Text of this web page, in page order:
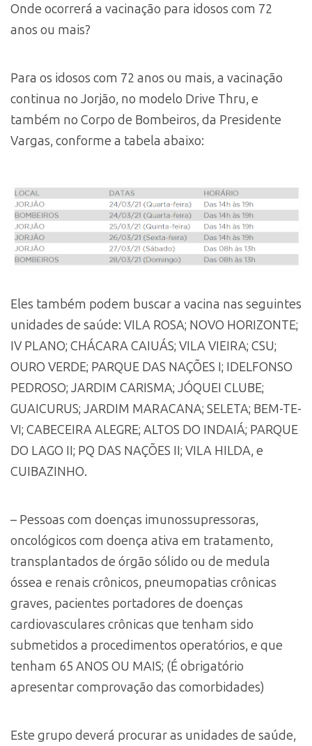
Onde ocorrerá a vacinação para idosos com 72
anos ou mais?
Para os idosos com 72 anos ou mais, a vacinação
continua no Jorjão, no modelo Drive Thru, e
também no Corpo de Bombeiros, da Presidente
Vargas, conforme a tabela abaixo:
Eles também podem buscar a vacina nas seguintes
unidades de saúde: VILA ROSA; NOVO HORIZONTE;
IV PLANO; CHÁCARA CAIUÁS; VILA VIEIRA; CSU;
OURO VERDE; PARQUE DAS NAÇÕES I; IDELFONSO
PEDROSO; JARDIM CARISMA; JÓQUEI CLUBE;
GUAICURUS; JARDIM MARACANA; SELETA; BEM-TE-
VI; CABECEIRA ALEGRE; ALTOS DO INDAIÁ; PARQUE
DO LAGO II; PQ DAS NAÇÕES II; VILA HILDA, e
CUIBAZINHO.
– Pessoas com doenças imunossupressoras,
oncológicos com doença ativa em tratamento,
transplantados de órgão sólido ou de medula
óssea e renais crônicos, pneumopatias crônicas
graves, pacientes portadores de doenças
cardiovasculares crônicas que tenham sido
submetidos a procedimentos operatórios, e que
tenham 65 ANOS OU MAIS; (É obrigatório
apresentar comprovação das comorbidades)
Este grupo deverá procurar as unidades de saúde,